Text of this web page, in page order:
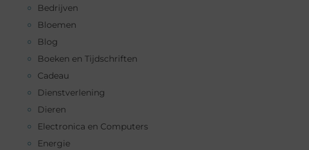
Bedrijven
Bloemen
Blog
Boeken en Tijdschriften
Cadeau
Dienstverlening
Dieren
Electronica en Computers
Energie